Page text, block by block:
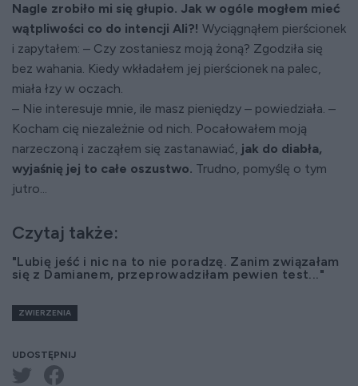
Nagle zrobiło mi się głupio. Jak w ogóle mogłem mieć
wątpliwości co do intencji Ali?! Wyciągnąłem pierścionek
i zapytałem: – Czy zostaniesz moją żoną? Zgodziła się
bez wahania. Kiedy wkładałem jej pierścionek na palec,
miała łzy w oczach.
– Nie interesuje mnie, ile masz pieniędzy – powiedziała. –
Kocham cię niezależnie od nich. Pocałowałem moją
narzeczoną i zacząłem się zastanawiać, jak do diabła,
wyjaśnię jej to całe oszustwo. Trudno, pomyślę o tym
jutro...
Czytaj także:
"Lubię jeść i nic na to nie poradzę. Zanim związałam
się z Damianem, przeprowadziłam pewien test..."
ZWIERZENIA
UDOSTĘPNIJ